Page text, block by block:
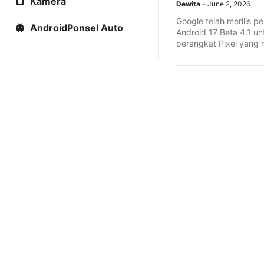
Dewita June 2, 2026
Google telah merilis
Android 17 Beta 4.1
perangkat Pixel yang
perbaikan sejumlah
AndroidPonsel Auto